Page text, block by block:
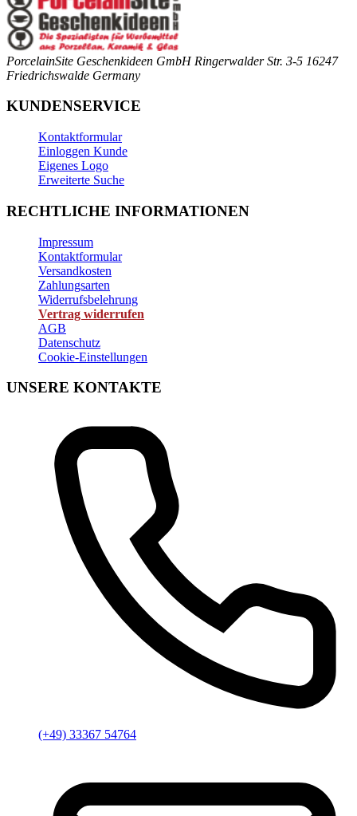
PorcelainSite Geschenkideen GmbH Ringerwalder Str. 3-5 16247
Friedrichswalde Germany
KUNDENSERVICE
Kontaktformular
Einloggen Kunde
Eigenes Logo
Erweiterte Suche
RECHTLICHE INFORMATIONEN
Impressum
Kontaktformular
Versandkosten
Zahlungsarten
Widerrufsbelehrung
Vertrag widerrufen
AGB
Datenschutz
Cookie-Einstellungen
UNSERE KONTAKTE
(+49) 33367 54764